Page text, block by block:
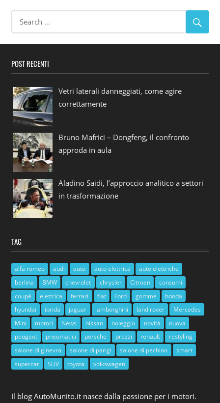
POST RECENTI
Vetri laterali danneggiati, come agire
correttamente
Bruno Mafrici – Dongfeng, il confronto
approda in aula
Aladino Saidi, l’approccio analitico a settori
in trasformazione
TAG
alfa romeo audi auto auto elettrica
auto elettriche
berlina
BMW chevrolet chrysler Citroen
consumi
coupè
elettrica ferrari fiat Ford gomme
honda
hyundai
ibrida jaguar lamborghini land rover
Mercedes
Mini
motori News nissan noleggio novità
nuova
peugeot
pneumatici porsche prezzi renault
restyling
salone di ginevra
salone di parigi salone di pechino
smart
supercar
SUV toyota volkswagen
Il blog AutoMunito.it nasce dalla passione per i motori.